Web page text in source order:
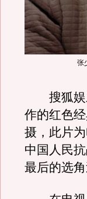
张
搜狐娱乐
作的红色
摄，此片
中国人民
最后的选角